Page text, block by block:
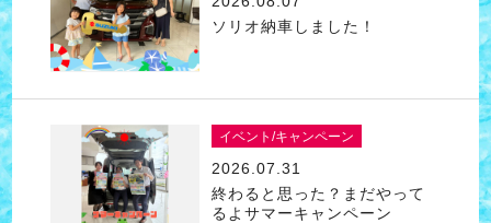
ソリオ納車しました！
イベント/キャンペーン
2026.07.31
終わると思った？まだやって
るよサマーキャンペーン